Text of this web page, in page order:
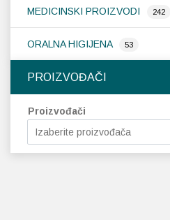
MEDICINSKI PROIZVODI 242
ORALNA HIGIJENA 53
PROIZVOĐAČI
Proizvođači